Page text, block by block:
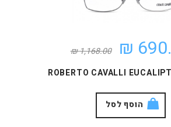
1,168.00 ₪
ROBERTO CAVALLI
הוסף לסל